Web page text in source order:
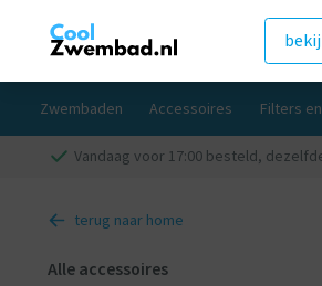
Zwembaden Accessoires Filters
Vandaag voor 17:00 besteld,
terug naar home
Alle accessoires